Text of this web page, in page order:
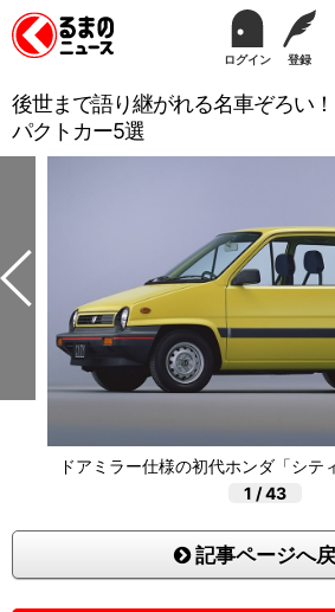
ログイン 登録
後世まで語り継がれる名車ぞろい
パクトカー5選
ドアミラー仕様の初代ホンダ「シテ
1 /43
記事ページへ